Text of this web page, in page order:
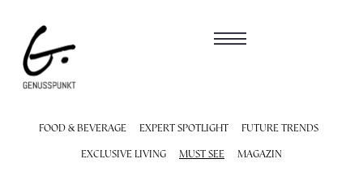
FOOD & BEVERAGE EXPERT SPOTLIGHT
FUTURE TRENDS
EXCLUSIVE LIVING
MUST SEE MAGAZIN